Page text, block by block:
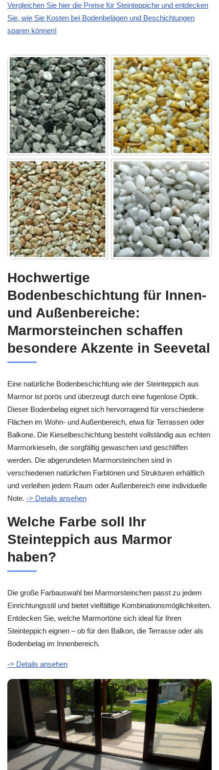
Vergleichen Sie hier die Preise für Steinteppiche und entdecken
Sie, wie Sie Kosten bei Bodenbelägen und Beschichtungen
sparen können!
Hochwertige
Bodenbeschichtung für Innen-
und Außenbereiche:
Marmorsteinchen schaffen
besondere Akzente in Seevetal
Eine natürliche Bodenbeschichtung wie der Steinteppich aus
Marmor ist porös und überzeugt durch eine fugenlose Optik.
Dieser Bodenbelag eignet sich hervorragend für verschiedene
Flächen im Wohn- und Außenbereich, etwa für Terrassen oder
Balkone. Die Kieselbeschichtung besteht vollständig aus echten
Marmorkieseln, die sorgfältig gewaschen und geschliffen
werden. Die abgerundeten Marmorsteinchen sind in
verschiedenen natürlichen Farbtönen und Strukturen erhältlich
und verleihen jedem Raum oder Außenbereich eine individuelle
Note. -> Details ansehen
Welche Farbe soll Ihr
Steinteppich aus Marmor
haben?
Die große Farbauswahl bei Marmorsteinchen passt zu jedem
Einrichtungsstil und bietet vielfältige Kombinationsmöglichkeiten.
Entdecken Sie, welche Marmortöne sich ideal für Ihren
Steinteppich eignen – ob für den Balkon, die Terrasse oder als
Bodenbelag im Innenbereich.
-> Details ansehen